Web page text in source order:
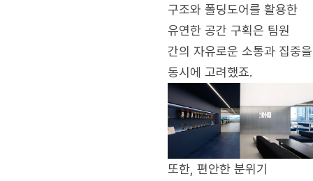
구조와 폴딩도어를 활용한
유연한 공간 구획은 팀원
간의 자유로운 소통과 집중을
동시에 고려했죠.
또한, 편안한 분위기